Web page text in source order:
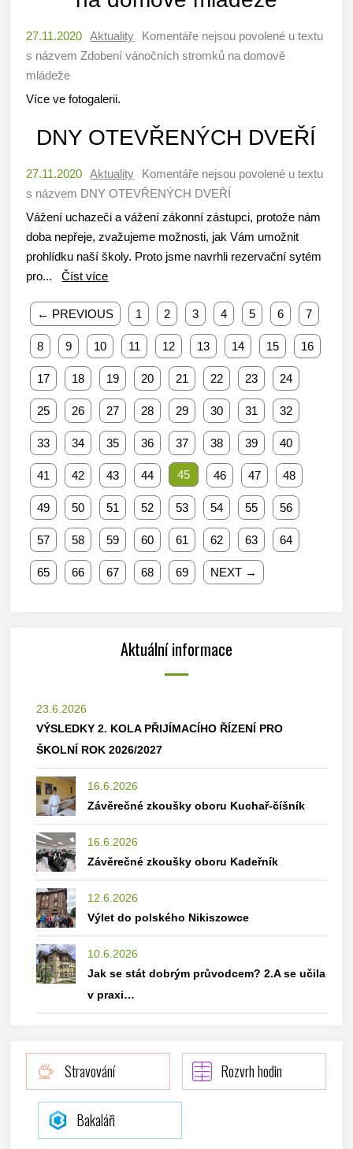
27.11.2020 Aktuality Komentáře nejsou povolené u textu
s názvem Zdobení vánočních stromků na domově
mládeže
Více ve fotogalerii.
DNY OTEVŘENÝCH DVEŘÍ
27.11.2020 Aktuality Komentáře nejsou povolené u textu
s názvem DNY OTEVŘENÝCH DVEŘÍ
Vážení uchazeči a vážení zákonní zástupci, protože nám
doba nepřeje, zvažujeme možnosti, jak Vám umožnit
prohlídku naší školy. Proto jsme navrhli rezervační sytém
pro...Číst více
← PREVIOUS 1 2 3 4 5 6 7
8 9 10 11 12 13 14 15 16
17 18 19 20 21 22 23 24
25 26 27 28 29 30 31 32
33 34 35 36 37 38 39 40
41 42 43 44 45 46 47 48
49 50 51 52 53 54 55 56
57 58 59 60 61 62 63 64
65 66 67 68 69 NEXT →
Aktuální informace
23.6.2026
VÝSLEDKY 2. KOLA PŘIJÍMACÍHO ŘÍZENÍ PRO
ŠKOLNÍ ROK 2026/2027
16.6.2026
Závěrečné zkoušky oboru Kuchař-číšník
16.6.2026
Závěrečné zkoušky oboru Kadeřník
12.6.2026
Výlet do polského Nikiszowce
10.6.2026
Jak se stát dobrým průvodcem? 2.A se učila
v praxi…
Stravování Rozvrh hodin
Bakaláři